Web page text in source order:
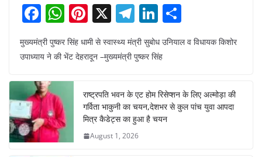
F
a
c
b
o
o
k
W
h
at
A
p
p
Pi
nt
er
e
st
X T
el
e
gr
a
m
Li
n
k
dI
n
ar
मुख्यमंत्री पुष्कर सिंह धामी से स्वास्थ्य मंत्री सुबोध उनियाल व विधायक किशोर
उपाध्याय ने की भेंट देहरादून –मुख्यमंत्री पुष्कर सिंह
राष्ट्रपति भवन के एट होम रिसेप्शन के लिए अल्मोड़ा की
गर्विता भाकुनी का चयन,देशभर से कुल पांच युवा आपदा
मित्र कैडेट्स का हुआ है चयन
August 1, 2026